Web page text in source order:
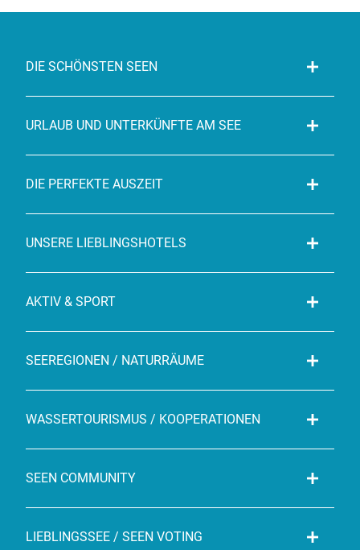
DIE SCHÖNSTEN SEEN
URLAUB UND UNTERKÜNFTE AM SEE
DIE PERFEKTE AUSZEIT
UNSERE LIEBLINGSHOTELS
AKTIV & SPORT
SEEREGIONEN / NATURRÄUME
WASSERTOURISMUS / KOOPERATIONEN
SEEN COMMUNITY
LIEBLINGSSEE / SEEN VOTING